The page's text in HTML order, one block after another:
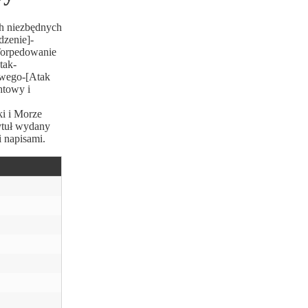
niezbędnych
[Atak
i
i Morze
wydany
napisami.